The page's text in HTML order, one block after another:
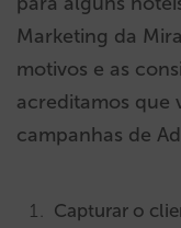
Marketing da
motivos e as
acreditamos que
campanhas de
Capturar o